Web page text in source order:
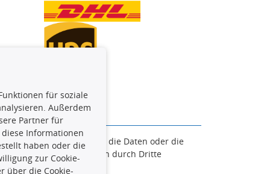
Es ist zu unterlassen, die Daten oder die
oder diese Handlungen durch Dritte
verfolgt.
für soziale
Außerdem
Partner für
Informationen
haben oder die
zur Cookie-
über die Cookie-